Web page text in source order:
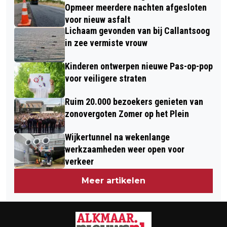
STAPT MET ALCOHOL OP DE E-BIKE
GROOT DEEL NOORD-HOLLAND
Opmeer meerdere nachten afgesloten
voor nieuw asfalt
Lichaam gevonden van bij Callantsoog
in zee vermiste vrouw
Kinderen ontwerpen nieuwe Pas-op-pop
voor veiligere straten
Ruim 20.000 bezoekers genieten van
zonovergoten Zomer op het Plein
Wijkertunnel na wekenlange
werkzaamheden weer open voor
verkeer
Meer artikelen